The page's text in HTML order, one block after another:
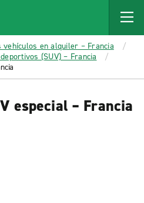
vehículos en alquiler – Francia
(SUV) – Francia
especial – Francia